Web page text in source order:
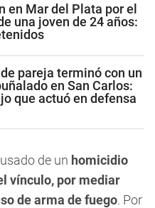
en Mar del Plata por el
una joven de 24 años:
pareja terminó con un
en San Carlos:
que actuó en defensa
de un homicidio
vínculo, por mediar
de arma de fuego. Por